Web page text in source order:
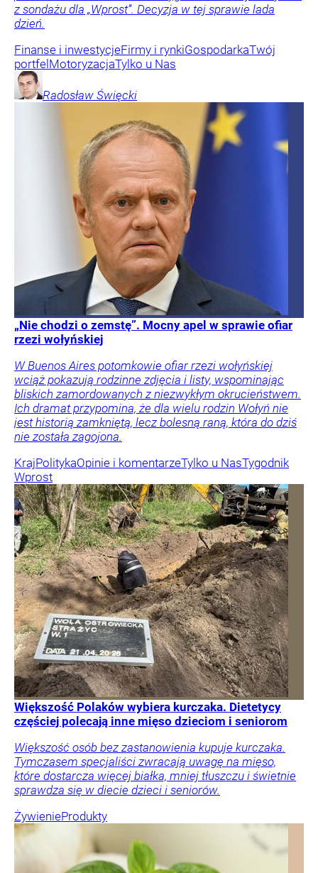
z sondażu dla „Wprost”. Decyzja w tej sprawie lada
dzień.
Finanse i inwestycjeFirmy i rynkiGospodarkaTwój
portfelMotoryzacjaTylko u Nas
Radosław Święcki
„Nie chodzi o zemstę”. Mocny apel w sprawie ofiar
rzezi wołyńskiej
W Buenos Aires potomkowie ofiar rzezi wołyńskiej
wciąż pokazują rodzinne zdjęcia i listy, wspominając
bliskich zamordowanych z niezwykłym okrucieństwem.
Ich dramat przypomina, że dla wielu rodzin Wołyń nie
jest historią zamkniętą, lecz bolesną raną, która do dziś
nie została zagojona.
KrajPolitykaOpinie i komentarzeTylko u NasTygodnik
Wprost
Większość Polaków wybiera kurczaka. Dietetycy
częściej polecają inne mięso dzieciom i seniorom
Większość osób bez zastanowienia kupuje kurczaka.
Tymczasem specjaliści zwracają uwagę na mięso,
które dostarcza więcej białka, mniej tłuszczu i świetnie
sprawdza się w diecie dzieci i seniorów.
ŻywienieProdukty